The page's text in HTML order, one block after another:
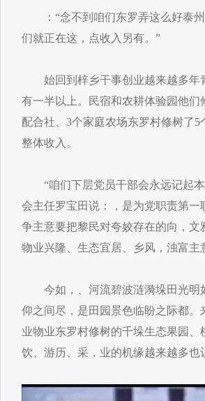
：“念不到咱们东罗弄这么好泰州
们就正在这，点收入另有。”
始回到梓乡干事创业越来越多年
有一半以上。民宿和农耕体验园他
配合社、3个家庭农场东罗村修树了
整体收入。
“咱们下层党员干部会永远记起本
会主任罗宝田说：，是为党职责第
争主意要把黎民对夸姣存在的向，
物业兴隆、生态宜居、乡风，浊富
今如，、河流碧波涟漪垛田光明
仰之间尽，是田园景色临盼之际都
业物业东罗村修树的千垛生态果园、
饮、游历、采，业的机缘越来越多也